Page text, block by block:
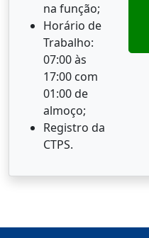
na função;
Horário de
Trabalho:
07:00 às
17:00 com
01:00 de
almoço;
Registro da
CTPS.